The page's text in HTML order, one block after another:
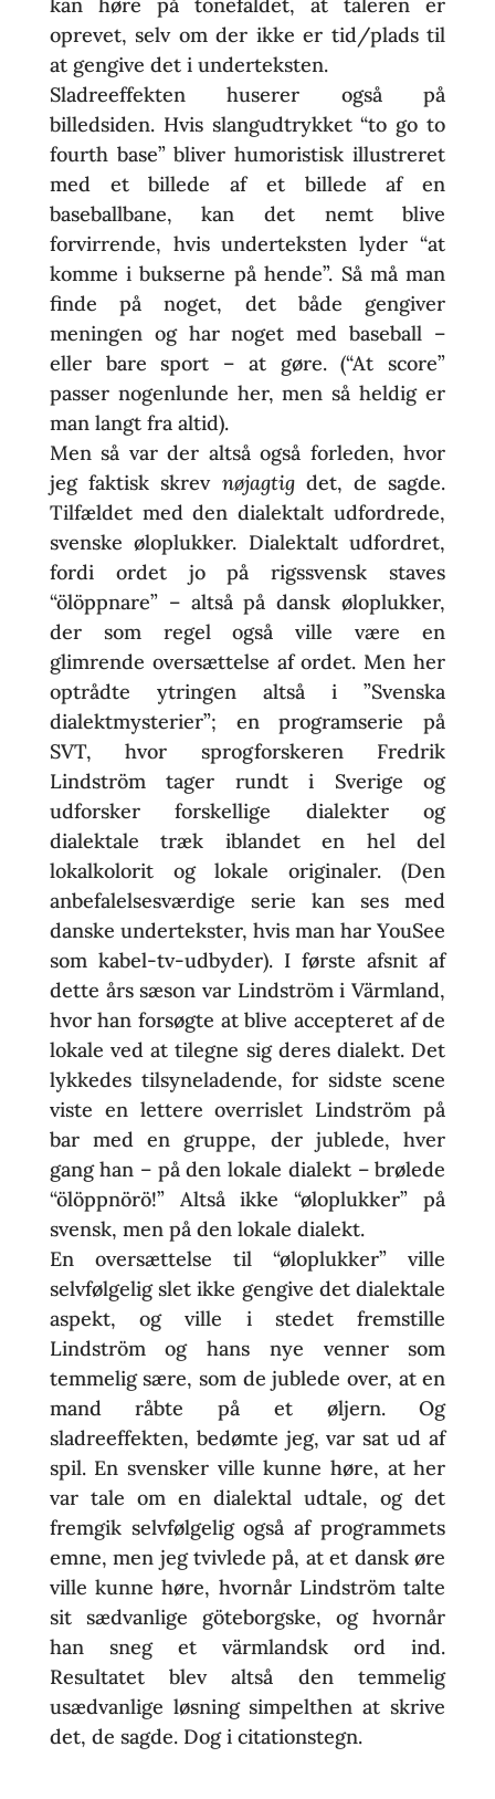
oprevet, selv om der ikke er tid/plads til
at gengive det i underteksten.
Sladreeffekten huserer også på
billedsiden. Hvis slangudtrykket “to go to
fourth base” bliver humoristisk illustreret
med et billede af et billede af en
baseballbane, kan det nemt blive
forvirrende, hvis underteksten lyder “at
komme i bukserne på hende”. Så må man
finde på noget, det både gengiver
meningen og har noget med baseball –
eller bare sport – at gøre. (“At score”
passer nogenlunde her, men så heldig er
man langt fra altid).
Men så var der altså også forleden, hvor
jeg faktisk skrev nøjagtigdet, de sagde.
Tilfældet med den dialektalt udfordrede,
svenske øloplukker. Dialektalt udfordret,
fordi ordet jo på rigssvensk staves
“ölöppnare” – altså på dansk øloplukker,
der som regel også ville være en
glimrende oversættelse af ordet. Men her
optrådte ytringen altså i ”Svenska
dialektmysterier”; en programserie på
SVT, hvor sprogforskeren Fredrik
Lindström tager rundt i Sverige og
udforsker forskellige dialekter og
dialektale træk iblandet en hel del
lokalkolorit og lokale originaler. (Den
anbefalelsesværdige serie kan ses med
danske undertekster, hvis man har YouSee
som kabel-tv-udbyder). I første afsnit af
dette års sæson var Lindström i Värmland,
hvor han forsøgte at blive accepteret af de
lokale ved at tilegne sig deres dialekt. Det
lykkedes tilsyneladende, for sidste scene
viste en lettere overrislet Lindström på
bar med en gruppe, der jublede, hver
gang han – på den lokale dialekt – brølede
“ölöppnörö!” Altså ikke “øloplukker” på
svensk, men på den lokale dialekt.
En oversættelse til “øloplukker” ville
selvfølgelig slet ikke gengive det dialektale
aspekt, og ville i stedet fremstille
Lindström og hans nye venner som
temmelig sære, som de jublede over, at en
mand råbte på et øljern. Og
sladreeffekten, bedømte jeg, var sat ud af
spil. En svensker ville kunne høre, at her
var tale om en dialektal udtale, og det
fremgik selvfølgelig også af programmets
emne, men jeg tvivlede på, at et dansk øre
ville kunne høre, hvornår Lindström talte
sit sædvanlige göteborgske, og hvornår
han sneg et värmlandsk ord ind.
Resultatet blev altså den temmelig
usædvanlige løsning simpelthen at skrive
det, de sagde. Dog i citationstegn.